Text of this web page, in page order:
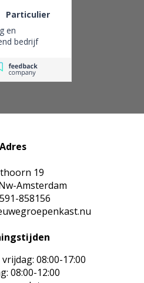
Particulier
en
bedrijf
Adres
19
Amsterdam
858156
08:00-17:00
08:00-12:00